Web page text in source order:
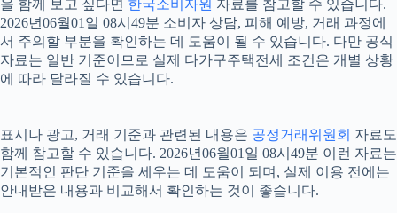
을 함께 보고 싶다면 한국소비자원 자료를 참고할 수 있습니다.
2026년06월01일 08시49분 소비자 상담, 피해 예방, 거래 과정에
서 주의할 부분을 확인하는 데 도움이 될 수 있습니다. 다만 공식
자료는 일반 기준이므로 실제 다가구주택전세 조건은 개별 상황
에 따라 달라질 수 있습니다.
표시나 광고, 거래 기준과 관련된 내용은 공정거래위원회 자료도
함께 참고할 수 있습니다. 2026년06월01일 08시49분 이런 자료는
기본적인 판단 기준을 세우는 데 도움이 되며, 실제 이용 전에는
안내받은 내용과 비교해서 확인하는 것이 좋습니다.